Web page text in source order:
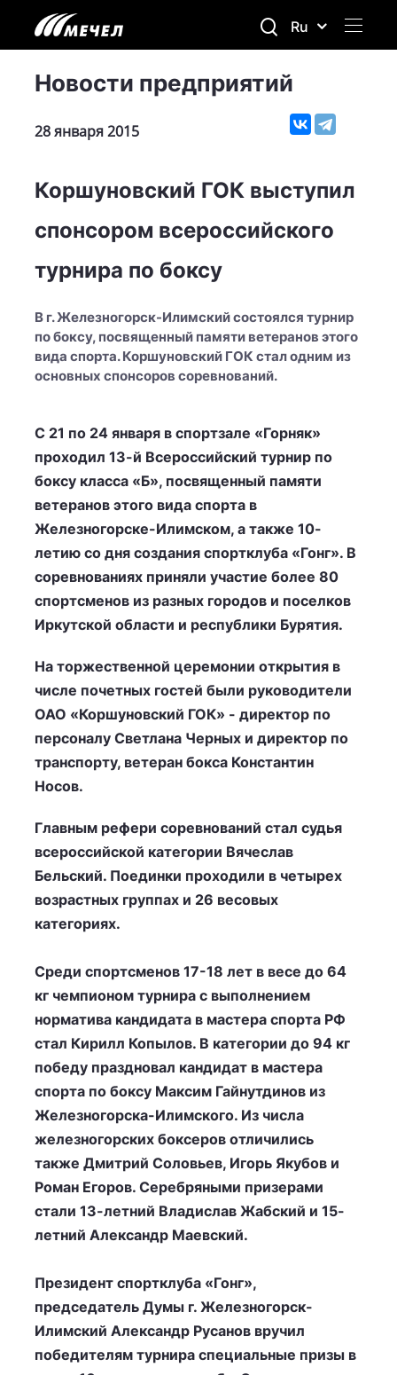
Ru
Новости предприятий
28 января 2015
Коршуновский ГОК выступил
спонсором всероссийского
турнира по боксу
В г. Железногорск-Илимский состоялся турнир
по боксу, посвященный памяти ветеранов этого
вида спорта. Коршуновский ГОК стал одним из
основных спонсоров соревнований.
С 21 по 24 января в спортзале «Горняк»
проходил 13-й Всероссийский турнир по
боксу класса «Б», посвященный памяти
ветеранов этого вида спорта в
Железногорске-Илимском, а также 10-
летию со дня создания спортклуба «Гонг». В
соревнованиях приняли участие более 80
спортсменов из разных городов и поселков
Иркутской области и республики Бурятия.
На торжественной церемонии открытия в
числе почетных гостей были руководители
ОАО «Коршуновский ГОК» - директор по
персоналу Светлана Черных и директор по
транспорту, ветеран бокса Константин
Носов.
Главным рефери соревнований стал судья
всероссийской категории Вячеслав
Бельский. Поединки проходили в четырех
возрастных группах и 26 весовых
категориях.
Среди спортсменов 17-18 лет в весе до 64
кг чемпионом турнира с выполнением
норматива кандидата в мастера спорта РФ
стал Кирилл Копылов. В категории до 94 кг
победу праздновал кандидат в мастера
спорта по боксу Максим Гайнутдинов из
Железногорска-Илимского. Из числа
железногорских боксеров отличились
также Дмитрий Соловьев, Игорь Якубов и
Роман Егоров. Серебряными призерами
стали 13-летний Владислав Жабский и 15-
летний Александр Маевский.
Президент спортклуба «Гонг»,
председатель Думы г. Железногорск-
Илимский Александр Русанов вручил
победителям турнира специальные призы в